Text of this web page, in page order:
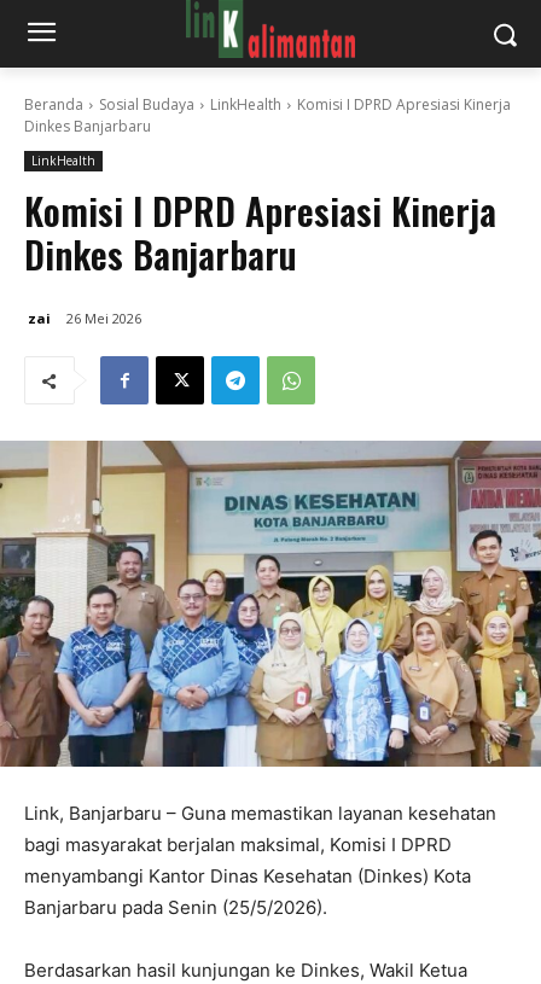
Beranda Sosial Budaya LinkHealth
Komisi I DPRD Apresiasi Kinerja
Dinkes Banjarbaru
LinkHealth
Komisi I DPRD Apresiasi Kinerja
Dinkes Banjarbaru
zai 26 Mei 2026
Link, Banjarbaru – Guna memastikan layanan kesehatan
bagi masyarakat berjalan maksimal, Komisi I DPRD
menyambangi Kantor Dinas Kesehatan (Dinkes) Kota
Banjarbaru pada Senin (25/5/2026).
Berdasarkan hasil kunjungan ke Dinkes, Wakil Ketua